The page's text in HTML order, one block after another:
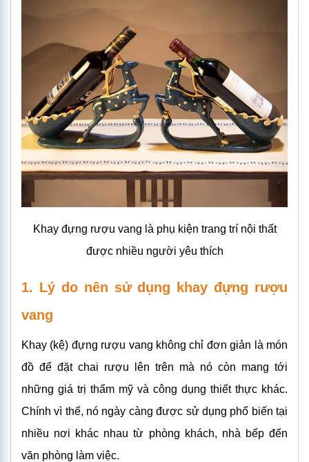
Khay đựng rượu vang là phụ kiện trang trí nội thất
được nhiều người yêu thích
1. Lý do nên sử dụng khay đựng rượu
vang
Khay (kệ) đựng rượu vang không chỉ đơn giản là món
đồ để đặt chai rượu lên trên mà nó còn mang tới
những giá trị thẩm mỹ và công dụng thiết thực khác.
Chính vì thế, nó ngày càng được sử dụng phổ biến tại
nhiều nơi khác nhau từ phòng khách, nhà bếp đến
văn phòng làm việc.